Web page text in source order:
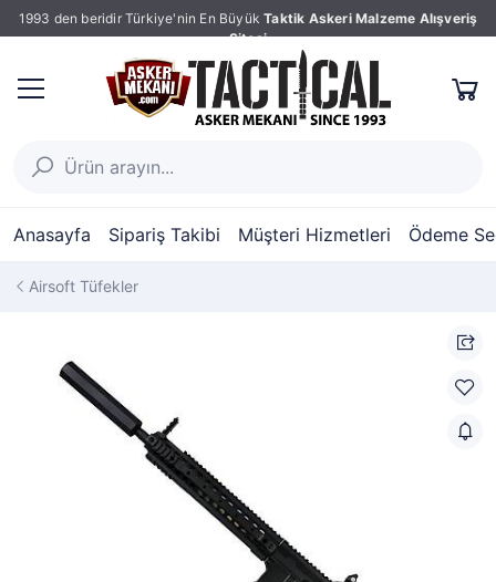
1993 den beridir Türkiye'nin En Büyük Taktik Askeri Malzeme Alışveriş
Sitesi
Anasayfa Sipariş Takibi Müşteri Hizmetleri Ödeme
Airsoft Tüfekler